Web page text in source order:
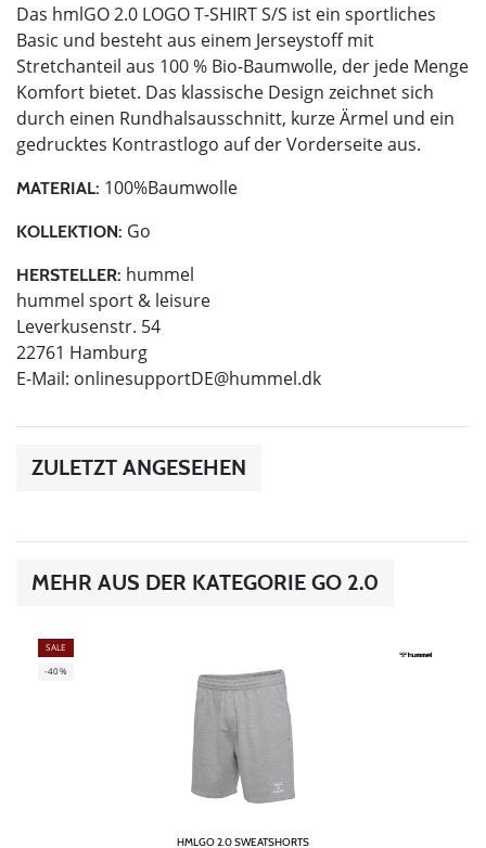
Das hmlGO 2.0 LOGO T-SHIRT S/S ist ein sportliches
Basic und besteht aus einem Jerseystoff mit
Stretchanteil aus 100 % Bio-Baumwolle, der jede Menge
Komfort bietet. Das klassische Design zeichnet sich
durch einen Rundhalsausschnitt, kurze Ärmel und ein
gedrucktes Kontrastlogo auf der Vorderseite aus.
MATERIAL: 100%Baumwolle
KOLLEKTION: Go
HERSTELLER: hummel
hummel sport & leisure
Leverkusenstr. 54
22761 Hamburg
E-Mail: onlinesupportDE@hummel.dk
ZULETZT ANGESEHEN
MEHR AUS DER KATEGORIE GO 2.0
SALE
-40%
HMLGO 2.0 SWEATSHORTS